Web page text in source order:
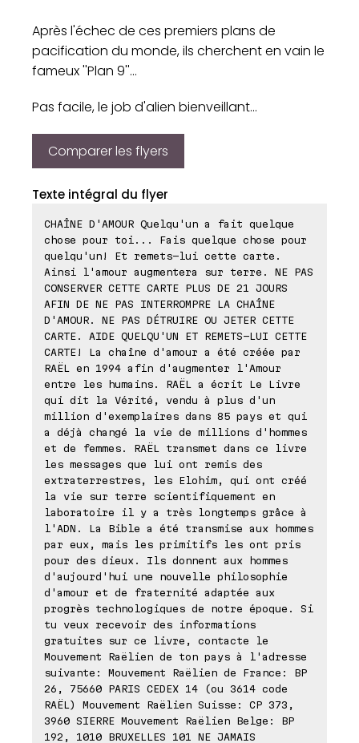
Après l'échec de ces premiers plans de
pacification du monde, ils cherchent en vain le
fameux ''Plan 9''...
Pas facile, le job d'alien bienveillant...
Comparer les flyers
Texte intégral du flyer
CHAÎNE D'AMOUR Quelqu'un a fait quelque
chose pour toi... Fais quelque chose pour
quelqu'un! Et remets-lui cette carte.
Ainsi l'amour augmentera sur terre. NE PAS
CONSERVER CETTE CARTE PLUS DE 21 JOURS
AFIN DE NE PAS INTERROMPRE LA CHAÎNE
D'AMOUR. NE PAS DÉTRUIRE OU JETER CETTE
CARTE. AIDE QUELQU'UN ET REMETS-LUI CETTE
CARTE! La chaîne d'amour a été créée par
RAËL en 1994 afin d'augmenter l'Amour
entre les humains. RAËL a écrit Le Livre
qui dit la Vérité, vendu à plus d'un
million d'exemplaires dans 85 pays et qui
a déjà changé la vie de millions d'hommes
et de femmes. RAËL transmet dans ce livre
les messages que lui ont remis des
extraterrestres, les Elohim, qui ont créé
la vie sur terre scientifiquement en
laboratoire il y a très longtemps grâce à
l'ADN. La Bible a été transmise aux hommes
par eux, mais les primitifs les ont pris
pour des dieux. Ils donnent aux hommes
d'aujourd'hui une nouvelle philosophie
d'amour et de fraternité adaptée aux
progrès technologiques de notre époque. Si
tu veux recevoir des informations
gratuites sur ce livre, contacte le
Mouvement Raëlien de ton pays à l'adresse
suivante: Mouvement Raëlien de France: BP
26, 75660 PARIS CEDEX 14 (ou 3614 code
RAËL) Mouvement Raëlien Suisse: CP 373,
3960 SIERRE Mouvement Raëlien Belge: BP
192, 1010 BRUXELLES 101 NE JAMAIS